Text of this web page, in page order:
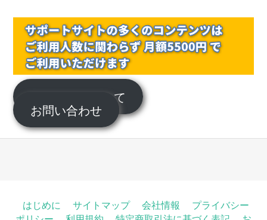
サポートについて
お問い合わせ
はじめに サイトマップ 会社情報
プライバシー